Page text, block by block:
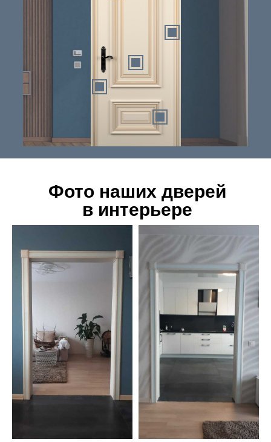
Фото наших дверей
в интерьере